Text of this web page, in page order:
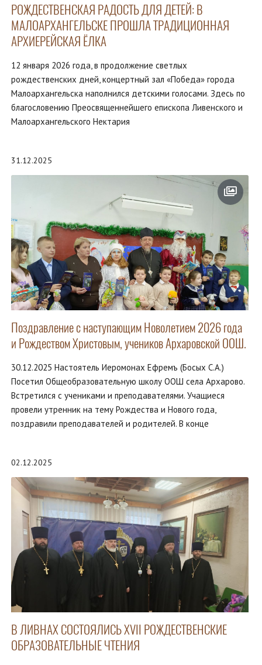
РОЖДЕСТВЕНСКАЯ РАДОСТЬ ДЛЯ ДЕТЕЙ: В
МАЛОАРХАНГЕЛЬСКЕ ПРОШЛА ТРАДИЦИОННАЯ
АРХИЕРЕЙСКАЯ ЁЛКА
12 января 2026 года, в продолжение светлых
рождественских дней, концертный зал «Победа» города
Малоархангельска наполнился детскими голосами. Здесь по
благословению Преосвященнейшего епископа Ливенского и
Малоархангельского Нектария
31.12.2025
Поздравление с наступающим Новолетием 2026 года
и Рождеством Христовым, учеников Архаровской ООШ.
30.12.2025 Настоятель Иеромонах Ефремъ (Босых С.А.)
Посетил Общеобразовательную школу ООШ села Архарово.
Встретился с учениками и преподавателями. Учащиеся
провели утренник на тему Рождества и Нового года,
поздравили преподавателей и родителей. В конце
02.12.2025
В ЛИВНАХ СОСТОЯЛИСЬ XVII РОЖДЕСТВЕНСКИЕ
ОБРАЗОВАТЕЛЬНЫЕ ЧТЕНИЯ